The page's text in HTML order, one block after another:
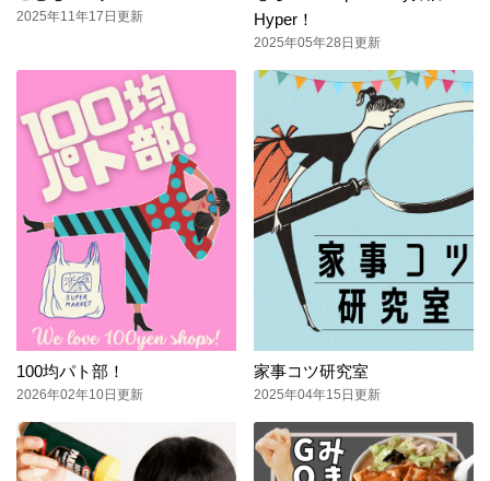
2025年11年17日更新
Hyper！
2025年05年28日更新
100均パト部！
2026年02年10日更新
家事コツ研究室
2025年04年15日更新